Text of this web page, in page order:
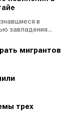
в
завладения...
мигрантов
трех